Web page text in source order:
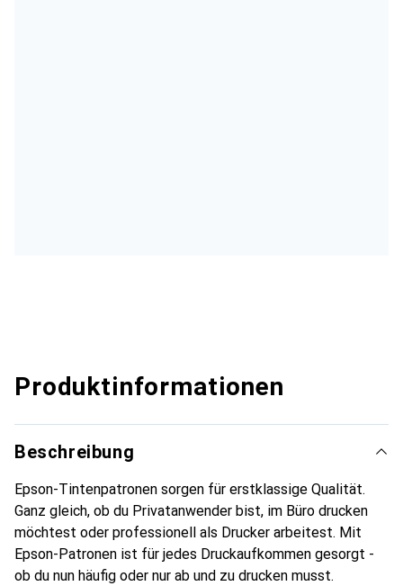
Produktinformationen
Beschreibung
Epson-Tintenpatronen sorgen für erstklassige Qualität.
Ganz gleich, ob du Privatanwender bist, im Büro drucken
möchtest oder professionell als Drucker arbeitest. Mit
Epson-Patronen ist für jedes Druckaufkommen gesorgt -
ob du nun häufig oder nur ab und zu drucken musst.